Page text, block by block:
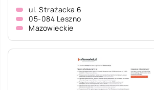
ul. Strażacka 6
05-084 Leszno
Mazowieckie